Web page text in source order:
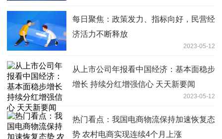
每日聚焦：政策发力、指标向好，民营经
济活力不断释放
2023-05-12
从上市公司年报看中国经济：基本面稳步
增长 持续分红增强信心 天天新要闻
2023-05-12
热门看点：我国电商物流保持加速恢复态
势 农村电商实现连续4个月上涨